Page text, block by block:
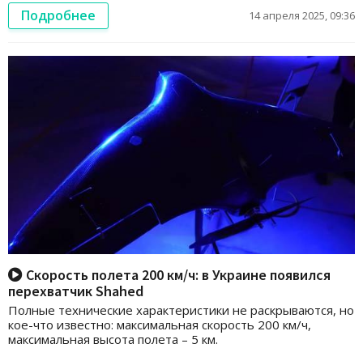
Подробнее 14 апреля 2025, 09:36
Скорость полета 200 км/ч: в Украине появился
перехватчик Shahed
Полные технические характеристики не раскрываются, но
кое-что известно: максимальная скорость 200 км/ч,
максимальная высота полета – 5 км.